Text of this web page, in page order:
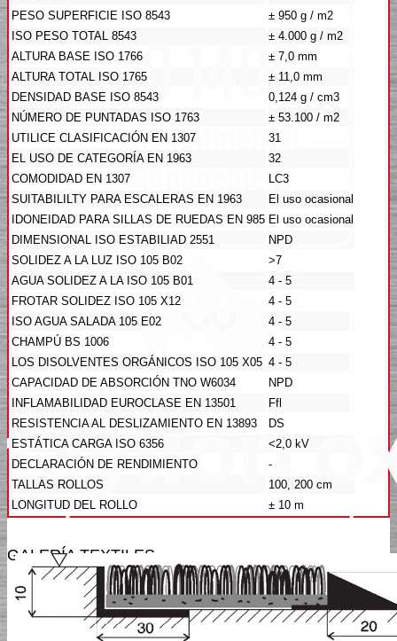
PESO SUPERFICIE ISO 8543
± 950 g / m2
ISO PESO TOTAL 8543
± 4.000 g / m2
ALTURA BASE ISO 1766
± 7,0 mm
ALTURA TOTAL ISO 1765
± 11,0 mm
DENSIDAD BASE ISO 8543
0,124 g / cm3
NÚMERO DE PUNTADAS ISO 1763
± 53.100 / m2
UTILICE CLASIFICACIÓN EN 1307
31
EL USO DE CATEGORÍA EN 1963
32
COMODIDAD EN 1307
LC3
SUITABILILTY PARA ESCALERAS EN 1963
El uso ocasional
IDONEIDAD PARA SILLAS DE RUEDAS EN 985 El uso ocasional
DIMENSIONAL ISO ESTABILIAD 2551
NPD
SOLIDEZ A LA LUZ ISO 105 B02
>7
AGUA SOLIDEZ A LA ISO 105 B01
4 - 5
FROTAR SOLIDEZ ISO 105 X12
4 - 5
ISO AGUA SALADA 105 E02
4 - 5
CHAMPÚ BS 1006
4 - 5
LOS DISOLVENTES ORGÁNICOS ISO 105 X05 4 - 5
CAPACIDAD DE ABSORCIÓN TNO W6034
NPD
INFLAMABILIDAD EUROCLASE EN 13501
Ffl
RESISTENCIA AL DESLIZAMIENTO EN 13893
DS
ESTÁTICA CARGA ISO 6356
<2,0 kV
DECLARACIÓN DE RENDIMIENTO
-
TALLAS ROLLOS
100, 200 cm
LONGITUD DEL ROLLO
± 10 m
GALERÍA TEXTILES